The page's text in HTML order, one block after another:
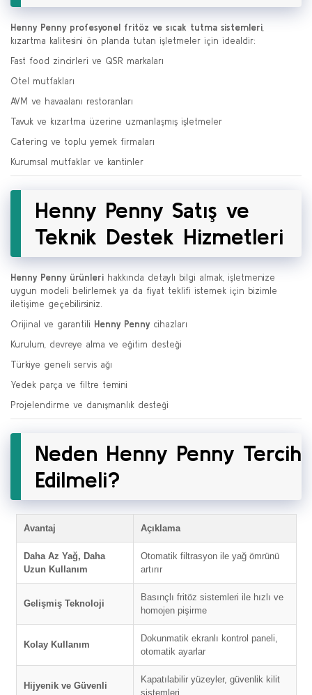
Henny Penny profesyonel fritöz ve sıcak tutma sistemleri
kızartma kalitesini ön planda tutan işletmeler için idealdir:
Fast food zincirleri ve QSR markaları
Otel mutfakları
AVM ve havaalanı restoranları
Tavuk ve kızartma üzerine uzmanlaşmış işletmeler
Catering ve toplu yemek firmaları
Kurumsal mutfaklar ve kantinler
Henny Penny Satış ve
Teknik Destek Hizmetleri
Henny Penny ürünleri hakkında detaylı bilgi almak, işletmenize
uygun modeli belirlemek ya da fiyat teklifi istemek için bizimle
iletişime geçebilirsiniz.
Orijinal ve garantili Henny Pennycihazları
Kurulum, devreye alma ve eğitim desteği
Türkiye geneli servis ağı
Yedek parça ve filtre temini
Projelendirme ve danışmanlık desteği
Neden Henny Penny Tercih
Edilmeli?
Avantaj Açıklama
Daha Az Yağ, Daha
Uzun Kullanım
Otomatik filtrasyon ile yağ ömrünü
artırır
Gelişmiş Teknoloji
Basınçlı fritöz sistemleri ile hızlı ve
homojen pişirme
Kolay Kullanım
Dokunmatik ekranlı kontrol paneli,
otomatik ayarlar
Hijyenik ve Güvenli
Kapatılabilir yüzeyler, güvenlik kilit
sistemleri